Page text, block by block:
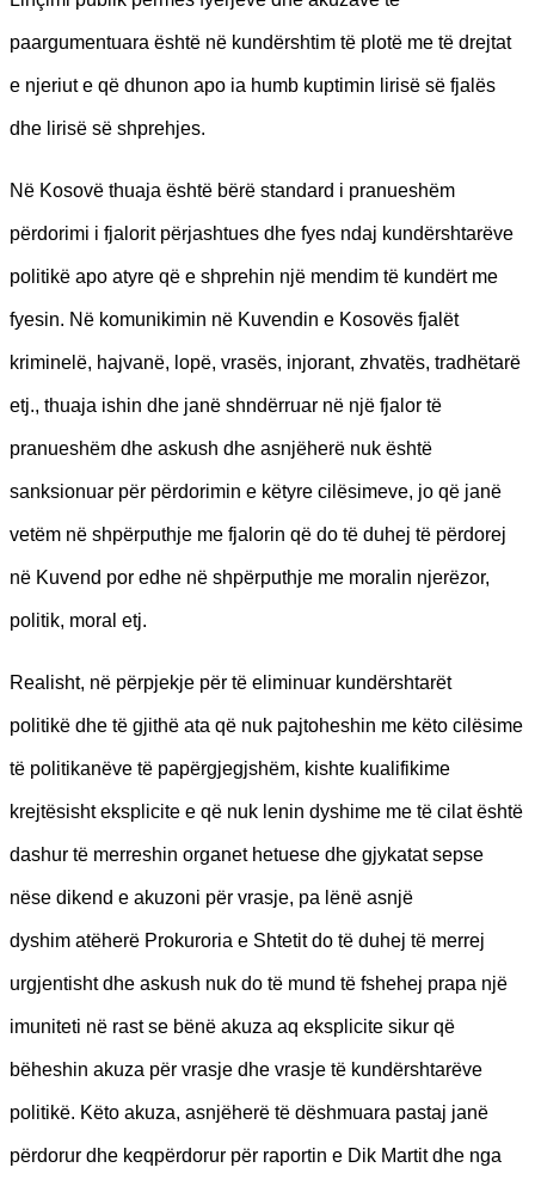
paargumentuara është në kundërshtim të plotë me të drejtat
e njeriut e që dhunon apo ia humb kuptimin lirisë së fjalës
dhe lirisë së shprehjes.
Në Kosovë thuaja është bërë standard i pranueshëm
përdorimi i fjalorit përjashtues dhe fyes ndaj kundërshtarëve
politikë apo atyre që e shprehin një mendim të kundërt me
fyesin. Në komunikimin në Kuvendin e Kosovës fjalët
kriminelë, hajvanë, lopë, vrasës, injorant, zhvatës, tradhëtarë
etj., thuaja ishin dhe janë shndërruar në një fjalor të
pranueshëm dhe askush dhe asnjëherë nuk është
sanksionuar për përdorimin e këtyre cilësimeve, jo që janë
vetëm në shpërputhje me fjalorin që do të duhej të përdorej
në Kuvend por edhe në shpërputhje me moralin njerëzor,
politik, moral etj.
Realisht, në përpjekje për të eliminuar kundërshtarët
politikë dhe të gjithë ata që nuk pajtoheshin me këto cilësime
të politikanëve të papërgjegjshëm, kishte kualifikime
krejtësisht eksplicite e që nuk lenin dyshime me të cilat është
dashur të merreshin organet hetuese dhe gjykatat sepse
nëse dikend e akuzoni për vrasje, pa lënë asnjë
dyshim atëherë Prokuroria e Shtetit do të duhej të merrej
urgjentisht dhe askush nuk do të mund të fshehej prapa një
imuniteti në rast se bënë akuza aq eksplicite sikur që
bëheshin akuza për vrasje dhe vrasje të kundërshtarëve
politikë. Këto akuza, asnjëherë të dëshmuara pastaj janë
përdorur dhe keqpërdorur për raportin e Dik Martit dhe nga